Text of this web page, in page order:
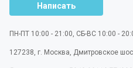
Написать
ПН-ПТ 10:00 - 21:00, СБ-ВС 10:00 -
127238 г. Москва Дмитровское